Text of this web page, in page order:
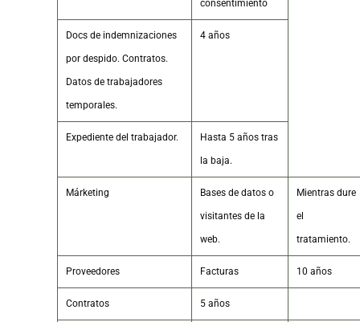
consentimiento
Docs de indemnizaciones
por despido. Contratos.
Datos de trabajadores
temporales.
4 años
Expediente del trabajador. Hasta 5 años tras
la baja.
Márketing Bases de datos o
visitantes de la
web.
Mientras dure
el
tratamiento.
Proveedores Facturas 10 años
Contratos 5 años